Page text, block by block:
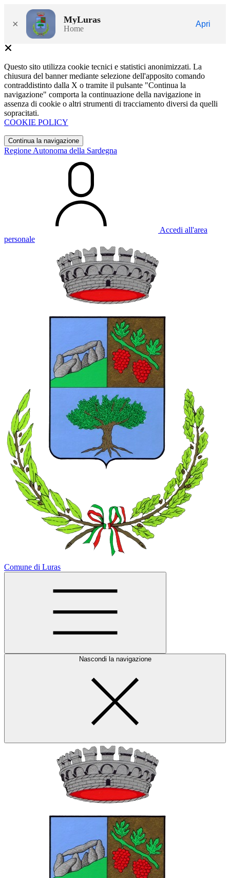
× MyLuras
Home
Apri
Questo sito utilizza cookie tecnici e statistici anonimizzati. La
chiusura del banner mediante selezione dell'apposito comando
contraddistinto dalla X o tramite il pulsante "Continua la
navigazione" comporta la continuazione della navigazione in
assenza di cookie o altri strumenti di tracciamento diversi da quelli
sopracitati.
COOKIE POLICY
Continua la navigazione
Regione Autonoma della Sardegna
Accedi all'area
personale
Comune di Luras
Nascondi la navigazione